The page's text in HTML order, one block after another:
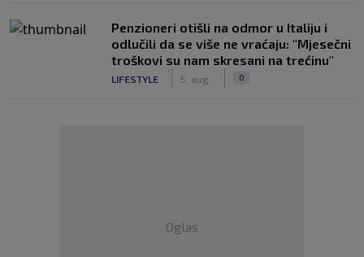
Penzioneri otišli na odmor u Italiju i
odlučili da se više ne vraćaju: "Mjesečni
troškovi su nam skresani na trećinu"
LIFESTYLE 5. aug. 0
Oglas